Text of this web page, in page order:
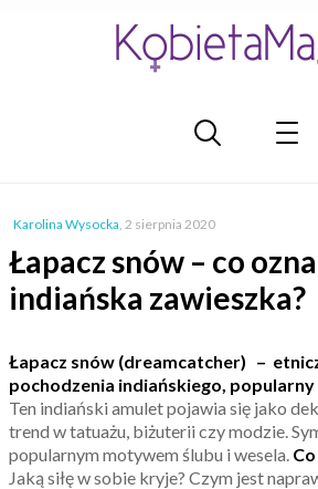
Karolina Wysocka, 2 sierpnia 2020
Łapacz snów – co
indiańska zawieszka?
Łapacz snów (dreamcatcher) –
pochodzenia indiańskiego,
Ten indiański amulet pojawia się jako
trend w tatuażu, biżuterii czy modzie.
popularnym motywem ślubu i wesela.
Jaką siłę w sobie kryje? Czym jest